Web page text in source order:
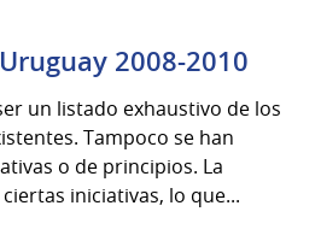
2008-2010
un listado exhaustivo de los
Tampoco se han
o de principios. La
iniciativas, lo que...